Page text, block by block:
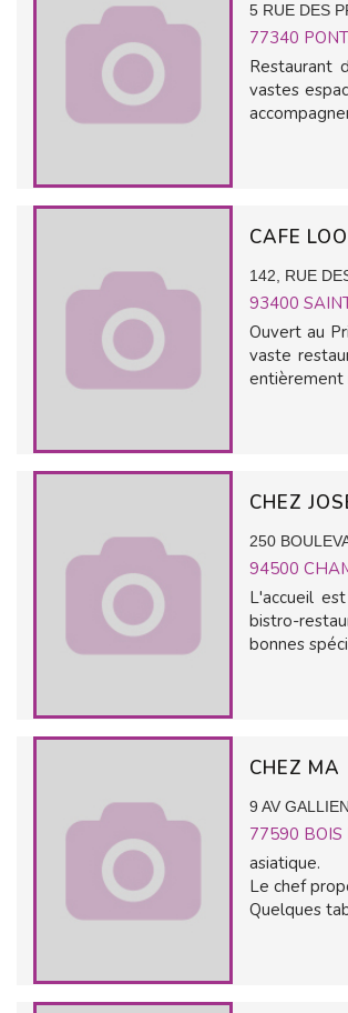
5 RUE DES
77340
Restaurant
vastes
CAFE
142, RUE
93400
Ouvert au
vaste
entièrement
CHEZ
250
94500
L'accueil
bistro-
bonnes
CHEZ MA
9 AV
77590 BOIS
asiatique.
Le chef
Quelques